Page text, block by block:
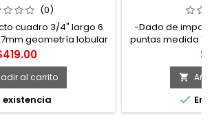
URREA
(0)
cuadro 3/4" largo 6
geometría lobular
fosfatado
al carrito
existencia
19
-Dado de
puntas medida
super-drive,

 En